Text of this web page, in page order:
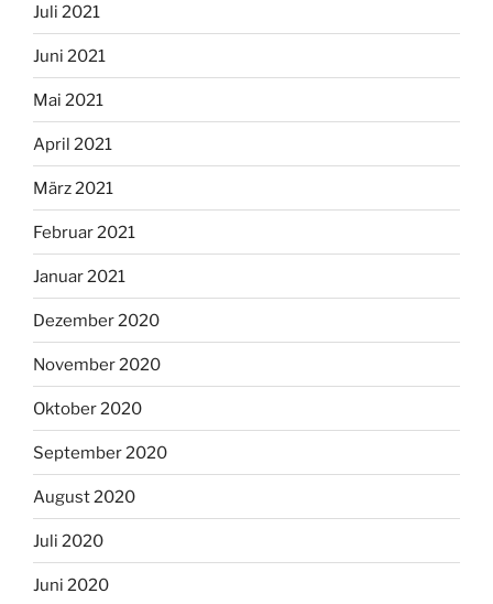
Juli 2021
Juni 2021
Mai 2021
April 2021
März 2021
Februar 2021
Januar 2021
Dezember 2020
November 2020
Oktober 2020
September 2020
August 2020
Juli 2020
Juni 2020